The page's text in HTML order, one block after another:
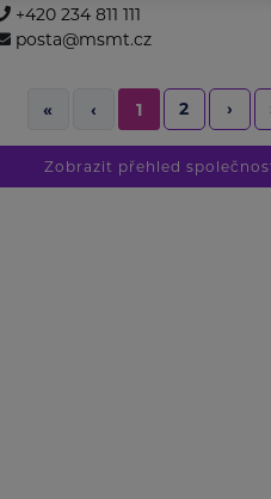
+420 234 811 111
posta@msmt.cz
« ‹ 1 2 ›
Zobrazit přehled